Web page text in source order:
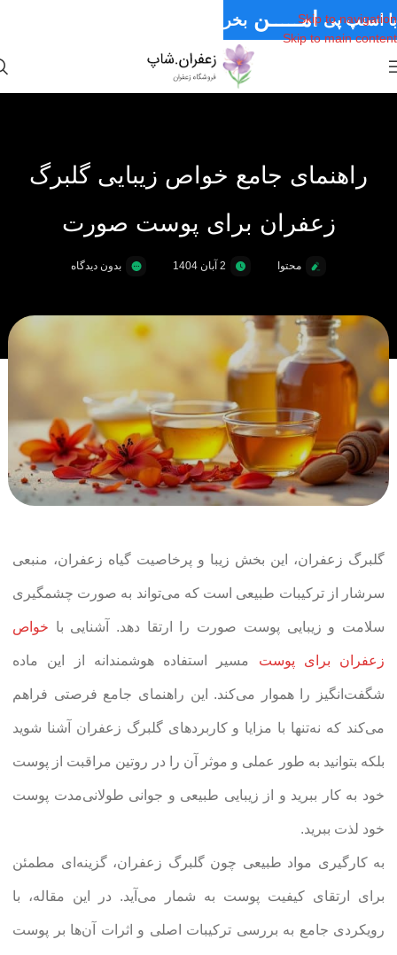
Skip to navigation
Skip to main content
راهنمای جامع خواص زیبایی گلبرگ
زعفران برای پوست صورت
محتوا 2 آبان 1404 بدون دیدگاه
گلبرگ زعفران، این بخش زیبا و پرخاصیت گیاه زعفران، منبعی
سرشار از ترکیبات طبیعی است که می‌تواند به صورت چشمگیری
سلامت و زیبایی پوست صورت را ارتقا دهد. آشنایی با خواص
زعفران برای پوست مسیر استفاده هوشمندانه از این ماده
شگفت‌انگیز را هموار می‌کند. این راهنمای جامع فرصتی فراهم
می‌کند که نه‌تنها با مزایا و کاربردهای گلبرگ زعفران آشنا شوید
بلکه بتوانید به طور عملی و موثر آن را در روتین مراقبت از پوست
خود به کار ببرید و از زیبایی طبیعی و جوانی طولانی‌مدت پوست
خود لذت ببرید.
به کارگیری مواد طبیعی چون گلبرگ زعفران، گزینه‌ای مطمئن
برای ارتقای کیفیت پوست به شمار می‌آید. در این مقاله، با
رویکردی جامع به بررسی ترکیبات اصلی و اثرات آن‌ها بر پوست
با اسنپ پی امـــــن
قـسـطی
بخر